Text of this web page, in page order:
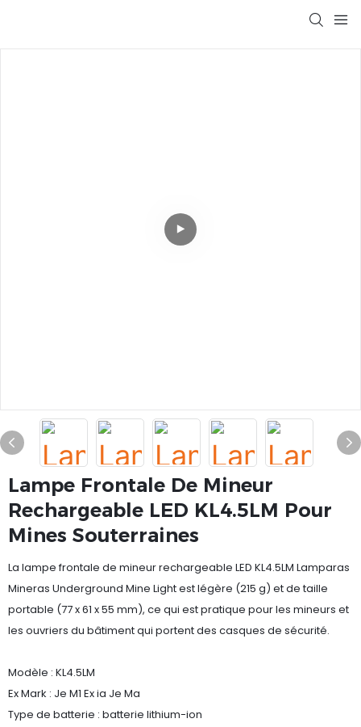
Lampe Frontale De Mineur
Rechargeable LED KL4.5LM Pour
Mines Souterraines
La lampe frontale de mineur rechargeable LED KL4.5LM Lamparas
Mineras Underground Mine Light est légère (215 g) et de taille
portable (77 x 61 x 55 mm), ce qui est pratique pour les mineurs et
les ouvriers du bâtiment qui portent des casques de sécurité.
Modèle : KL4.5LM
Ex Mark : Je M1 Ex ia Je Ma
Type de batterie : batterie lithium-ion